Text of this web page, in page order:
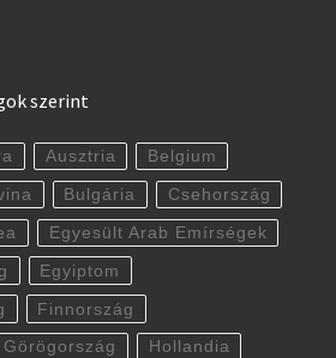
szerint
Ausztria Belgium
Bulgária Csehország
Egyesült Arab Emírségek
Egyiptom
Finnország
Görögország Hollandia